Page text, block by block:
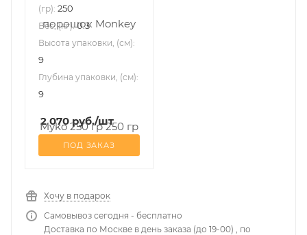
(гр): 250
Вес, (кг): 0.3
Высота упаковки, (см):
9
Глубина упаковки, (см):
9
2 070руб./шт
ПОД ЗАКАЗ
Хочу в подарок
Самовывоз сегодня - бесплатно
Доставка по Москве в день заказа (до 19-00) , по